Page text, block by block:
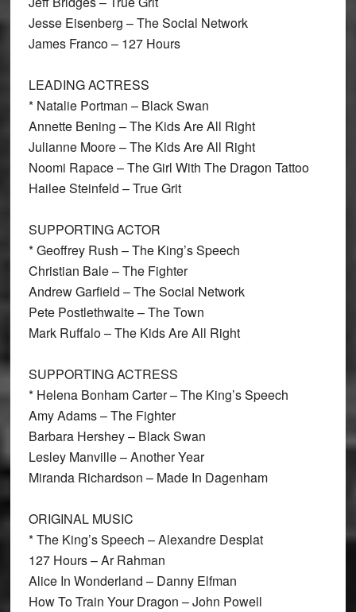
Jesse Eisenberg – The Social Network
James Franco – 127 Hours
LEADING ACTRESS
* Natalie Portman – Black Swan
Annette Bening – The Kids Are All Right
Julianne Moore – The Kids Are All Right
Noomi Rapace – The Girl With The Dragon Tattoo
Hailee Steinfeld – True Grit
SUPPORTING ACTOR
* Geoffrey Rush – The King’s Speech
Christian Bale – The Fighter
Andrew Garfield – The Social Network
Pete Postlethwaite – The Town
Mark Ruffalo – The Kids Are All Right
SUPPORTING ACTRESS
* Helena Bonham Carter– The King’s Speech
Amy Adams – The Fighter
Barbara Hershey – Black Swan
Lesley Manville – Another Year
Miranda Richardson – Made In Dagenham
ORIGINAL MUSIC
* The King’s Speech – Alexandre Desplat
127 Hours – Ar Rahman
Alice In Wonderland – Danny Elfman
How To Train Your Dragon – John Powell